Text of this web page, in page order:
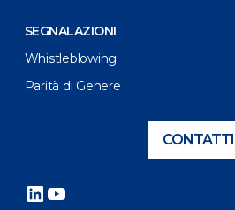
SEGNALAZIONI
Whistleblowing
Parità di Genere
CONTATTI
LinkedIn
YouTube